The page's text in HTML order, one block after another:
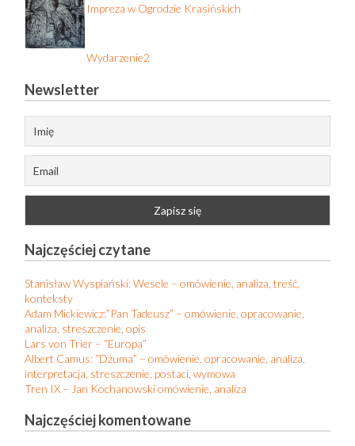
Impreza w Ogrodzie Krasińskich
Wydarzenie2
Newsletter
Najczęściej czytane
Stanisław Wyspiański: Wesele – omówienie, analiza, treść,
konteksty
Adam Mickiewicz:”Pan Tadeusz” – omówienie, opracowanie,
analiza, streszczenie, opis
Lars von Trier – “Europa”
Albert Camus: “Dżuma” – omówienie, opracowanie, analiza,
interpretacja, streszczenie, postaci, wymowa
Tren IX – Jan Kochanowski omówienie, analiza
Najczęściej komentowane